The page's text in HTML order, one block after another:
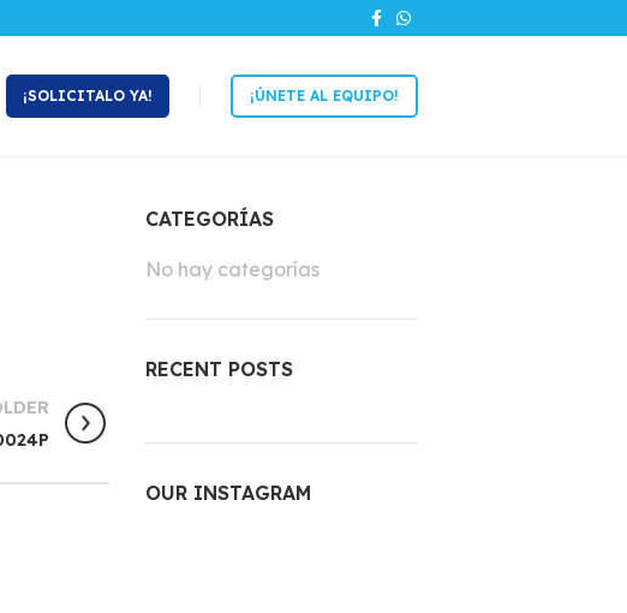
¡SOLICITALO YA! ¡ÚNETE AL EQUIPO!
CATEGORÍAS
No hay categorías
RECENT POSTS
OUR INSTAGRAM